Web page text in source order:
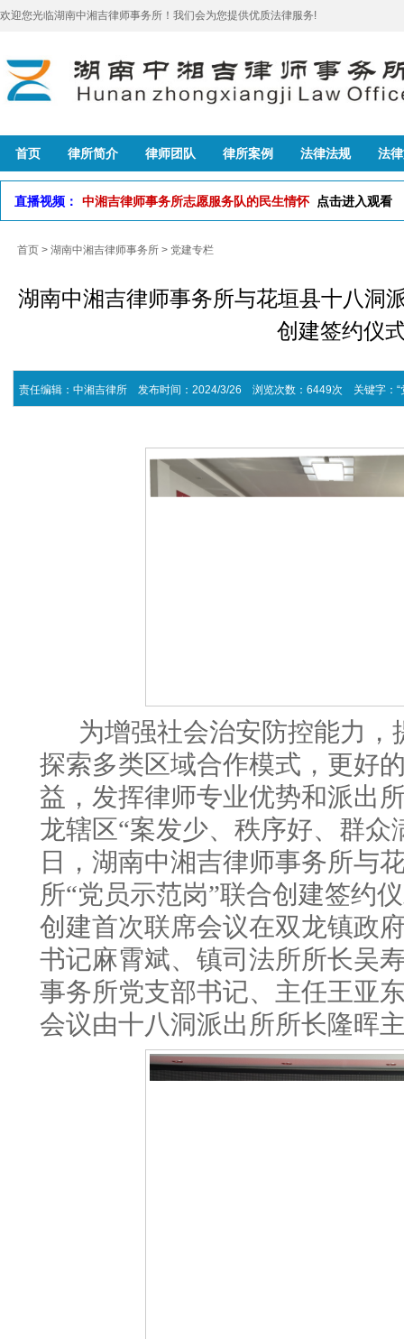
欢迎您光临湖南中湘吉律师事务所！我们会为您提供优质法律服务!
首页 律所简介 律师团队 律所案例 法律法规 法
直播视频： 中湘吉律师事务所志愿服务队的民生情怀 点击进入观看
首页 > 湖南中湘吉律师事务所 > 党建专栏
湖南中湘吉律师事务所与花垣县十八洞
创建签约仪
责任编辑：中湘吉律所 发布时间：2024/3/26 浏览次数：6449次 关键字：
为增强社会治安防控能力，
探索多类区域合作模式，更好
益，发挥律师专业优势和派出
龙辖区“案发少、秩序好、群众
日，湖南中湘吉律师事务所与
所“党员示范岗”联合创建签约
创建首次联席会议在双龙镇政
书记麻霄斌、镇司法所所长吴
事务所党支部书记、主任王亚
会议由十八洞派出所所长隆晖